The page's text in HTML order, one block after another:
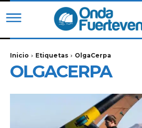
Inicio Etiquetas OlgaCerpa
OLGACERPA